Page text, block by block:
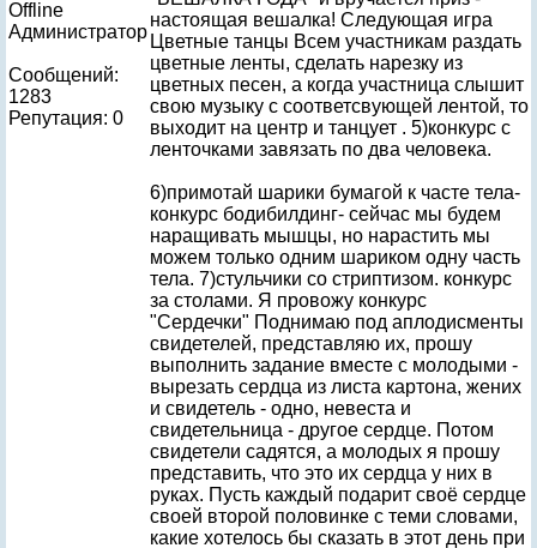
Offline
Администратор
Сообщений:
1283
Репутация: 0
настоящая вешалка! Следующая игра
Цветные танцы Всем участникам раздать
цветные ленты, сделать нарезку из
цветных песен, а когда участница слышит
свою музыку с соответсвующей лентой, то
выходит на центр и танцует . 5)конкурс с
ленточками завязать по два человека.
6)примотай шарики бумагой к часте тела-
конкурс бодибилдинг- сейчас мы будем
наращивать мышцы, но нарастить мы
можем только одним шариком одну часть
тела. 7)стульчики со стриптизом. конкурс
за столами. Я провожу конкурс
"Сердечки" Поднимаю под аплодисменты
свидетелей, представляю их, прошу
выполнить задание вместе с молодыми -
вырезать сердца из листа картона, жених
и свидетель - одно, невеста и
свидетельница - другое сердце. Потом
свидетели садятся, а молодых я прошу
представить, что это их сердца у них в
руках. Пусть каждый подарит своё сердце
своей второй половинке с теми словами,
какие хотелось бы сказать в этот день при